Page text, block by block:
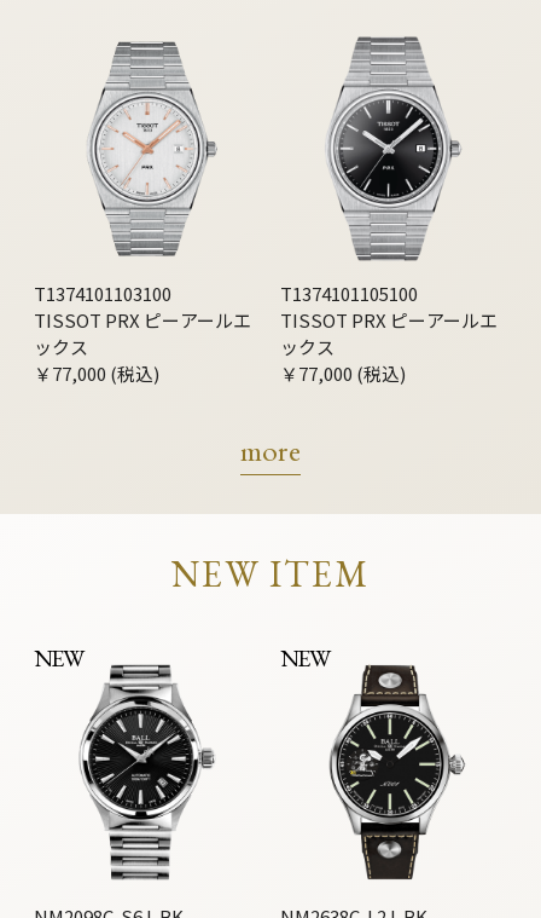
T1374101103100
TISSOT PRX ピーアールエ
ックス
￥77,000 (税込)
T1374101105100
TISSOT PRX ピーアールエ
ックス
￥77,000 (税込)
more
NEW ITEM
NEW NEW